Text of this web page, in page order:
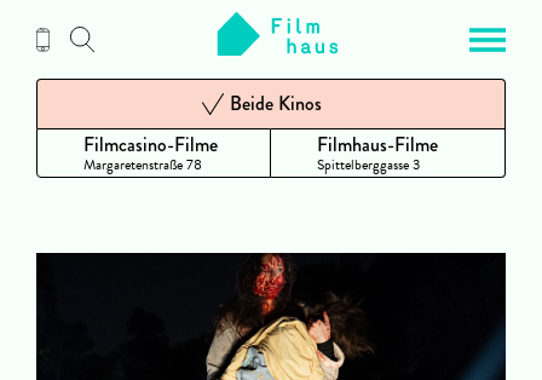
Inhalt
Filmcasino-Filme
Margaretenstraße 78
Beide Kinos
Filmhaus-Filme
Spittelberggasse 3